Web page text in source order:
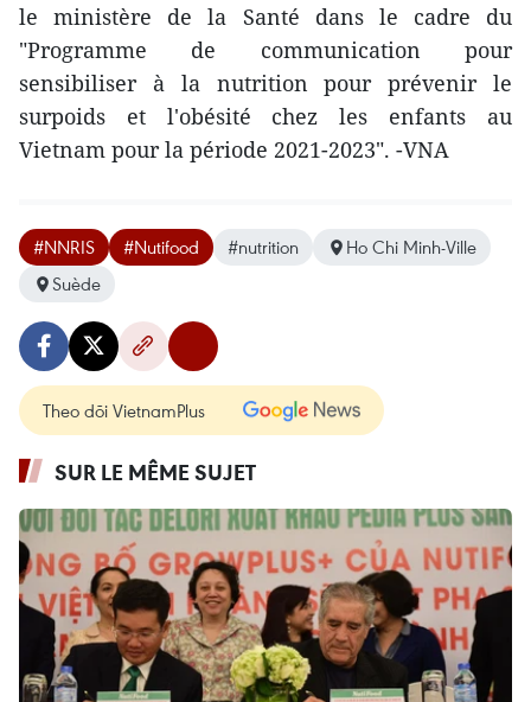
le ministère de la Santé dans le cadre du
"Programme de communication pour
sensibiliser à la nutrition pour prévenir le
surpoids et l'obésité chez les enfants au
Vietnam pour la période 2021-2023". -VNA
#NNRIS #Nutifood #nutrition
Ho Chi Minh-Ville
Suède
Theo dõi VietnamPlus
SUR LE MÊME SUJET